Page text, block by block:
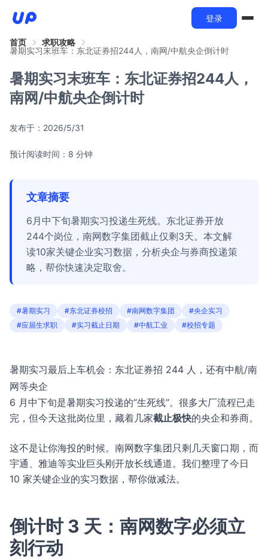
登录
首页
求职攻略
暑期实习末班车：东北证券招244人，南网/中航央企倒计时
暑期实习末班车：东北证券招244人，
南网/中航央企倒计时
发布于： 2026/5/31
预计阅读时间：8 分钟
文章摘要
6月中下旬暑期实习投递生死线。东北证券开放
244个岗位，南网数字集团截止仅剩3天。本文解
读10家关键企业实习数据，分析央企与券商投递策
略，帮你快速决定取舍。
#暑期实习 #东北证券校招 #南网数字集团
#央企实习
#应届生求职
#实习截止日期 #中航工业 #校招专题
暑期实习最后上车机会：东北证券招 244 人，还有中航/南
网等央企
6 月中下旬是暑期实习投递的“生死线”。很多大厂流程已走
完，但今天这批岗位里，藏着几家截止极快的央企和券商。
这不是让你海投的时候。南网数字集团只剩几天窗口期，而
宇通、雅迪等实业巨头刚开放长线通道。我们整理了今日
10 家关键企业的实习数据，帮你做减法。
倒计时 3 天：南网数字必须立
刻行动